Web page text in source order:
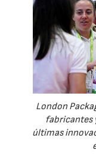
London
fabricantes
últimas